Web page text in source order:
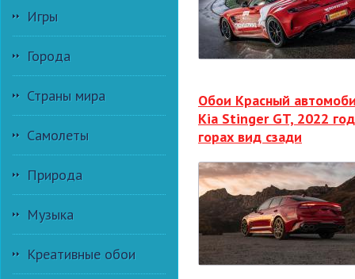
Игры
Города
Страны мира
Самолеты
Природа
Музыка
Креативные обои
Обои Красный
Kia Stinger GT, 2022
горах вид сзади